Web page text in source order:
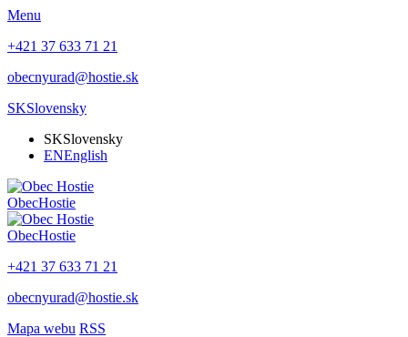
Menu
+421 37 633 71 21
obecnyurad@hostie.sk
SKSlovensky
SKSlovensky
ENEnglish
ObecHostie
ObecHostie
+421 37 633 71 21
obecnyurad@hostie.sk
Mapa webu RSS